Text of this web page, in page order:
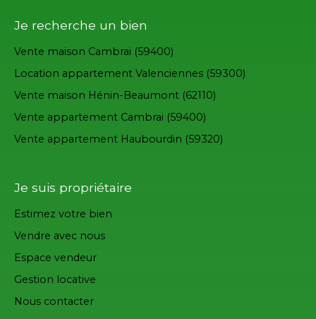
Je recherche un bien
Vente maison Cambrai (59400)
Location appartement Valenciennes (59300)
Vente maison Hénin-Beaumont (62110)
Vente appartement Cambrai (59400)
Vente appartement Haubourdin (59320)
Je suis propriétaire
Estimez votre bien
Vendre avec nous
Espace vendeur
Gestion locative
Nous contacter